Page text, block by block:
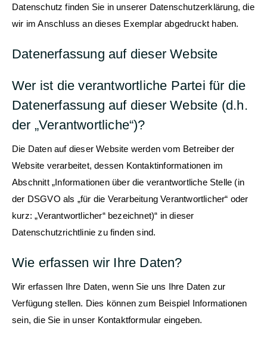
Datenschutz finden Sie in unserer Datenschutzerklärung, die
wir im Anschluss an dieses Exemplar abgedruckt haben.
Datenerfassung auf dieser Website
Wer ist die verantwortliche Partei für die
Datenerfassung auf dieser Website (d.h.
der „Verantwortliche“)?
Die Daten auf dieser Website werden vom Betreiber der
Website verarbeitet, dessen Kontaktinformationen im
Abschnitt „Informationen über die verantwortliche Stelle (in
der DSGVO als „für die Verarbeitung Verantwortlicher“ oder
kurz: „Verantwortlicher“ bezeichnet)“ in dieser
Datenschutzrichtlinie zu finden sind.
Wie erfassen wir Ihre Daten?
Wir erfassen Ihre Daten, wenn Sie uns Ihre Daten zur
Verfügung stellen. Dies können zum Beispiel Informationen
sein, die Sie in unser Kontaktformular eingeben.